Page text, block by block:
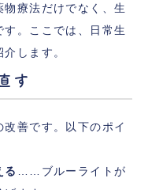
療法だけでなく、生
。ここでは、日常生
します。
す
善です。以下のポイ
る
……ブルーライトが